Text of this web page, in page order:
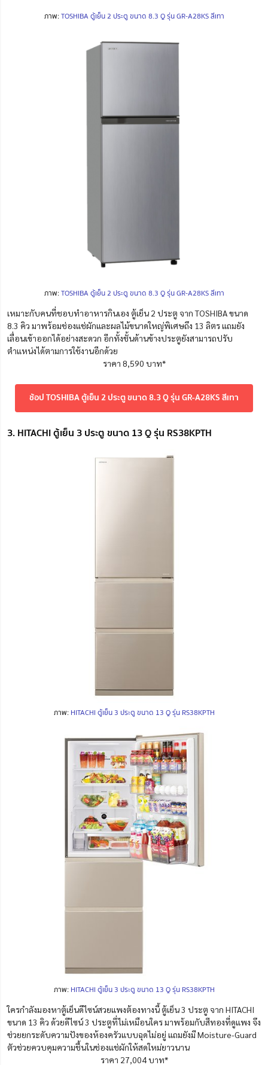
ภาพ:TOSHIBA ตู้เย็น 2 ประตู ขนาด 8.3 Q รุ่น GR-A28KS สีเทา
ภาพ:TOSHIBA ตู้เย็น 2 ประตู ขนาด 8.3 Q รุ่น GR-A28KS สีเทา
เหมาะกับคนที่ชอบทำอาหารกินเอง ตู้เย็น 2 ประตู จาก TOSHIBA ขนาด
8.3 คิว มาพร้อมช่องแช่ผักและผลไม้ขนาดใหญ่พิเศษถึง 13 ลิตร แถมยัง
เลื่อนเข้าออกได้อย่างสะดวก อีกทั้งชั้นด้านข้างประตูยังสามารถปรับ
ตำแหน่งได้ตามการใช้งานอีกด้วย
ราคา 8,590 บาท*
ช้อป TOSHIBA ตู้เย็น 2 ประตู ขนาด 8.3 Q รุ่น GR-A28KS สีเทา
3. HITACHI ตู้เย็น 3 ประตู ขนาด 13 Q รุ่น RS38KPTH
ภาพ: HITACHI ตู้เย็น 3 ประตู ขนาด 13 Q รุ่น RS38KPTH
ภาพ: HITACHI ตู้เย็น 3 ประตู ขนาด 13 Q รุ่น RS38KPTH
ใครกำลังมองหาตู้เย็นดีไซน์สวยแพงต้องทางนี้ ตู้เย็น 3 ประตู จาก HITACHI
ขนาด 13 คิว ด้วยดีไซน์ 3 ประตูที่ไม่เหมือนใคร มาพร้อมกับสีทองที่ดูแพง จึง
ช่วยยกระดับความปังของห้องครัวแบบฉุดไม่อยู่ แถมยังมี Moisture-Guard
ตัวช่วยควบคุมความชื้นในช่องแช่ผักให้สดใหม่ยาวนาน
ราคา 27,004 บาท*